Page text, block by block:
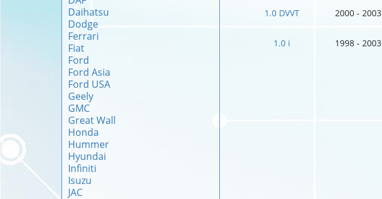
Daihatsu
Dodge
Ferrari
Fiat
Ford
Ford Asia
Ford USA
Geely
GMC
Great Wall
Honda
Hummer
Hyundai
Infiniti
Isuzu
JAC
1.0 DVVT 2000 - 2003
1.0 i 1998 - 2003